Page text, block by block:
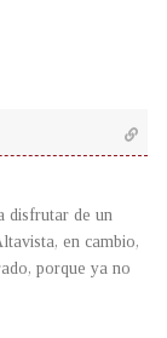
disfrutar de un
en cambio,
porque ya no